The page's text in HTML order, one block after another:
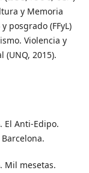
y Memoria
posgrado (FFyL)
Violencia y
(UNQ, 2015).
El Anti-Edipo.
Mil mesetas.